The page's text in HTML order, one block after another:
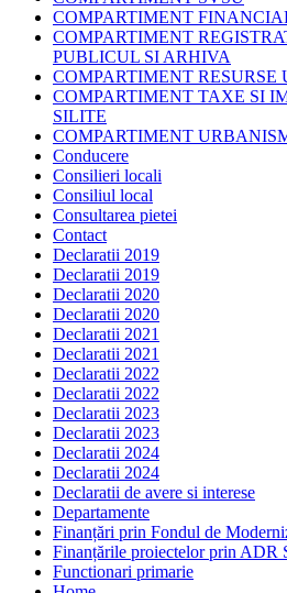
COMPARTIMENT
COMPARTIMENT
PUBLICUL SI ARHIVA
COMPARTIMENT RESURSE
COMPARTIMENT TAXE SI
SILITE
COMPARTIMENT
Conducere
Consilieri locali
Consiliul local
Consultarea pietei
Contact
Declaratii 2019
Declaratii 2019
Declaratii 2020
Declaratii 2020
Declaratii 2021
Declaratii 2021
Declaratii 2022
Declaratii 2022
Declaratii 2023
Declaratii 2023
Declaratii 2024
Declaratii 2024
Declaratii de avere si interese
Departamente
Finanțări prin Fondul de
Finanțările proiectelor prin ADR
Functionari primarie